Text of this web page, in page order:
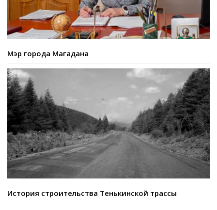
Мэр города Магадана
История строительства Тенькинской трассы